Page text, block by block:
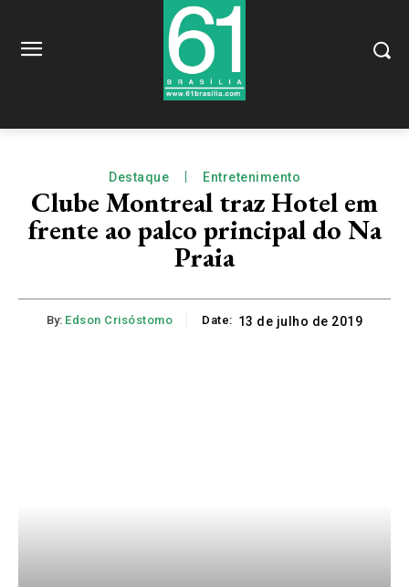
Destaque Entretenimento
Clube Montreal traz Hotel em
frente ao palco principal do Na
Praia
By: Edson Crisóstomo Date: 13 de julho de 2019